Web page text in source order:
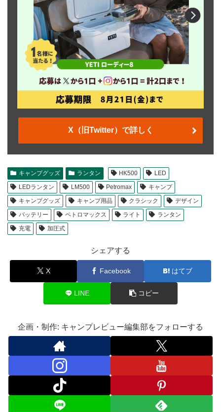
X（旧Twitter）で詳しく
キャンプグッズ ランタン HK500
LED
LEDランタン
LM500 Petromax
キャンプ
キャンプグッズ
キャンプ用品 クラシック
デザイン
バッテリー
ペトロマックス ライト
ランタン
充電
加圧式
シェアする
X Facebook はてブ
LINE コピー
企画・制作: キャンプレビュー編集部をフォローする